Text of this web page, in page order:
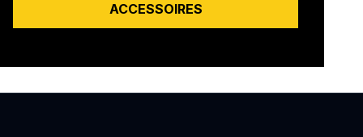
ACCESSOIRES